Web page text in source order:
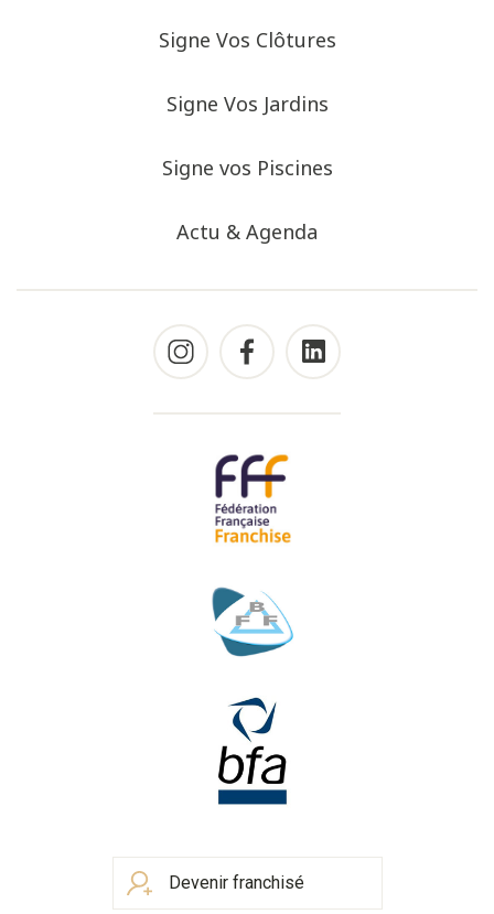
Signe Vos Clôtures
Signe Vos Jardins
Signe vos Piscines
Actu & Agenda
Devenir franchisé